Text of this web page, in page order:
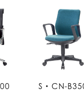
S・CN-